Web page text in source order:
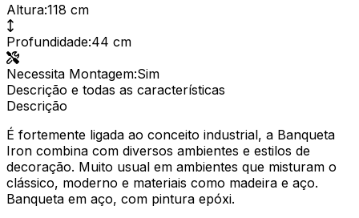
Altura:118 cm
Profundidade:44 cm
Necessita Montagem:Sim
Descrição e todas as características
Descrição
É fortemente ligada ao conceito industrial, a Banqueta
Iron combina com diversos ambientes e estilos de
decoração. Muito usual em ambientes que misturam o
clássico, moderno e materiais como madeira e aço.
Banqueta em aço, com pintura epóxi.